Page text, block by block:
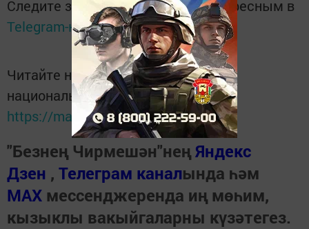
Следите за самым важным и интересным в
Telegram-каналеТатмедиа
Читайте новости Татарстана в
национальном мессенджере MАХ:
https://max.ru/tatmedia
"Безнең Чирмешән"неңЯндекс
Дзен , Телеграм каналында һәм
МАХ мессенджеренда иң мөһим,
кызыклы вакыйгаларны күзәтегез.